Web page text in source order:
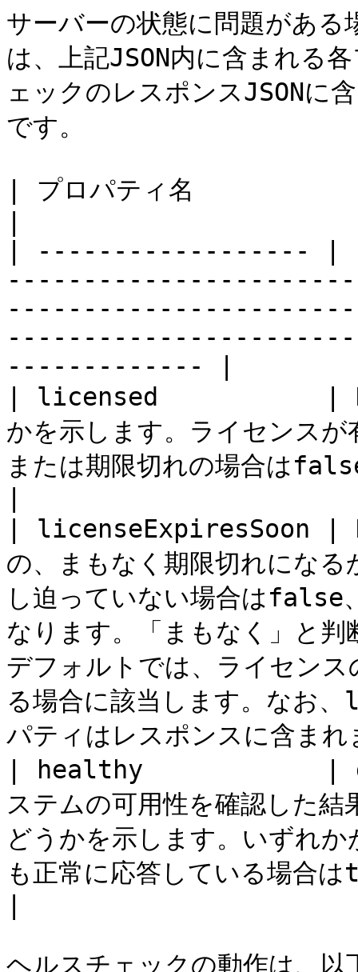
サーバーの状態に問題があ
は、上記JSON内に含まれる
ェックのレスポンスJSONに
です。
| プロパティ名
| ------------------ |
------------- |
| licensed           | KCM
かを示します。ライセンス
または期限切れの場合は
| licenseExpiresSoon |
の、まもなく期限切れにな
し迫っていない場合はfalse
なります。「まもなく」と
デフォルトでは、ライセン
る場合に該当します。なお
パティはレスポンスに含ま
| healthy            |
ステムの可用性を確認した結
どうかを示します。いずれ
も正常に応答している場合
ヘルスチェックの動作は、